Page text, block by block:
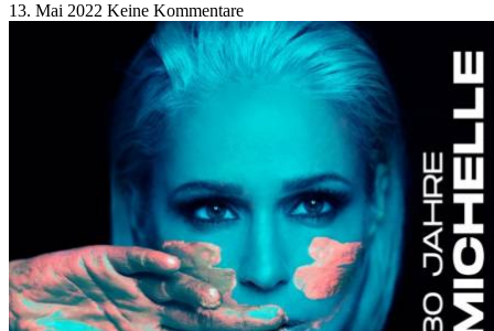
13. Mai 2022 Keine Kommentare